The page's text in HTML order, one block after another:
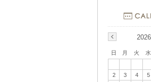
日 月 火 水
2
3 4 5